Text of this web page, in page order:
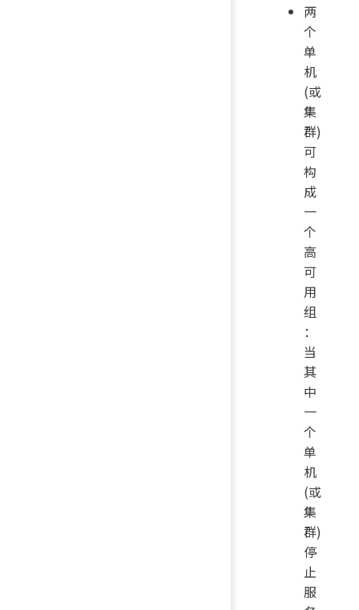
两
个
单
机
(或
集
群)
可
构
成
一
个
高
可
用
组
：
当
其
中
一
个
单
机
(或
集
群)
停
止
服